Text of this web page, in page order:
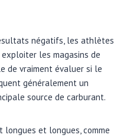
négatifs, les athlètes
les magasins de
de vraiment évaluer si le
généralement un
source de carburant.
et longues, comme